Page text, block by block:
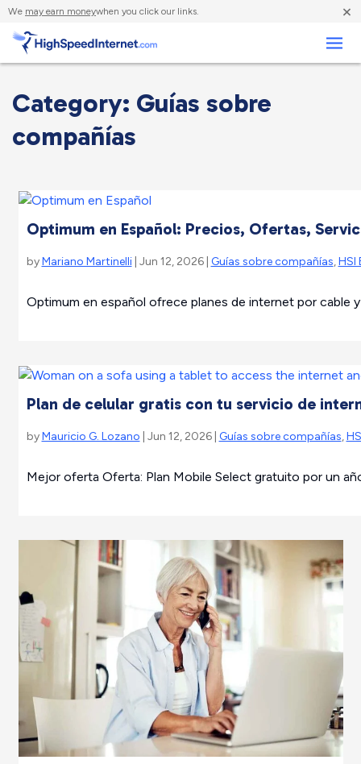
We may earn moneywhen you click our links. ×
Category: Guías sobre
compañías
Optimum en Español: Precios, Ofertas,
byMariano Martinelli| Jun 12, 2026 | Guías sobre compañías,HSI
Optimum en español ofrece planes de internet por cable
Plan de celular gratis con tu servicio de
byMauricio G. Lozano | Jun 12, 2026 | Guías sobre compañías,
Mejor oferta Oferta: Plan Mobile Select gratuito por un